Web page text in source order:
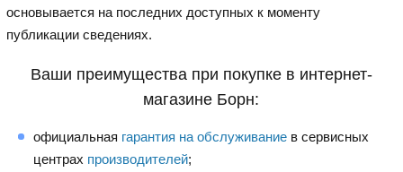
основывается на последних доступных к моменту
публикации сведениях.
Ваши преимущества при покупке в интернет-
магазине Борн:
официальная гарантия на обслуживание в сервисных
центрах производителей;